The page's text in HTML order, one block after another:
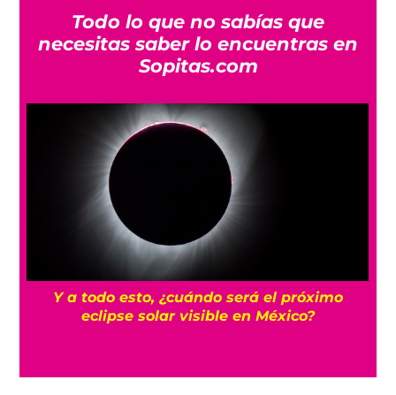
Todo lo que no sabías que
necesitas saber lo encuentras en
Sopitas.com
Y a todo esto, ¿cuándo será el próximo
eclipse solar visible en México?